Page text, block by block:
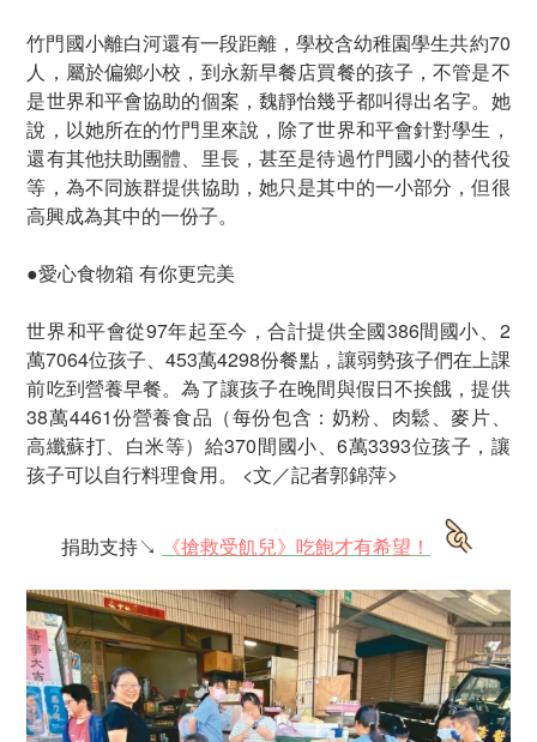
竹門國小離白河還有一段距離，學校含幼稚園學生共約70
人，屬於偏鄉小校，到永新早餐店買餐的孩子，不管是不
是世界和平會協助的個案，魏靜怡幾乎都叫得出名字。她
說，以她所在的竹門里來說，除了世界和平會針對學生，
還有其他扶助團體、里長，甚至是待過竹門國小的替代役
等，為不同族群提供協助，她只是其中的一小部分，但很
高興成為其中的一份子。
●愛心食物箱 有你更完美
世界和平會從97年起至今，合計提供全國386間國小、2
萬7064位孩子、453萬4298份餐點，讓弱勢孩子們在上課
前吃到營養早餐。為了讓孩子在晚間與假日不挨餓，提供
38萬4461份營養食品（每份包含：奶粉、肉鬆、麥片、
高纖蘇打、白米等）給370間國小、6萬3393位孩子，讓
孩子可以自行料理食用。 <文／記者郭錦萍>
捐助支持↘ 《搶救受飢兒》吃飽才有希望！